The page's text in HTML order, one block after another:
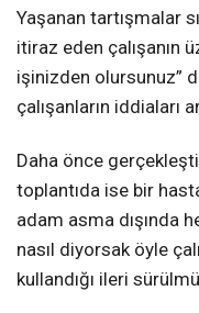
Yaşanan tartışmalar
itiraz eden çalışanın
işinizden olursunuz”
çalışanların iddiaları
Daha önce
toplantıda ise bir
adam asma dışında
nasıl diyorsak öyle
kullandığı ileri